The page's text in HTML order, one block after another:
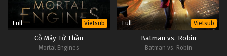
Full Vietsub
Cỗ Máy Tử Thần
Mortal Engines
Full Vietsub
Batman vs. Robin
Batman vs. Robin